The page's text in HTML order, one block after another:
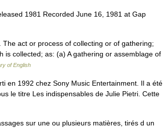
1981 Recorded June 16, 1981 at Gap
act or process of collecting or of gathering;
is collected; as: (a) A gathering or assemblage of
of English
en 1992 chez Sony Music Entertainment. Il a été
le titre Les indispensables de Julie Pietri. Cette
sur une ou plusieurs matières, tirés d un